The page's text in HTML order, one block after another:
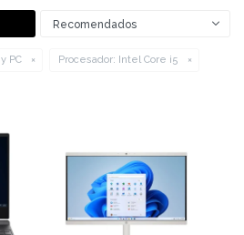
Recomendados
PC Procesador: Intel Core i5